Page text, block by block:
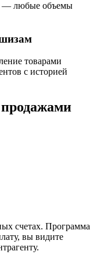
— любые объемы
товарами
с историей
счетах. Программа
вы видите